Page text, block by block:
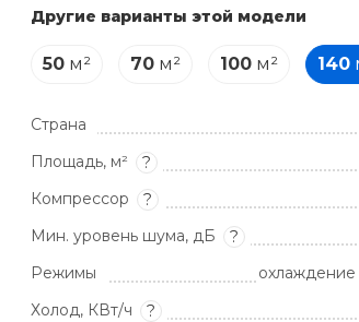
Другие варианты этой модели
50м² 70м² 100м² 140
Страна
Площадь, м²
?
Компрессор
?
Мин. уровень шума, дБ
?
Режимы
Холод, КВт/ч
?